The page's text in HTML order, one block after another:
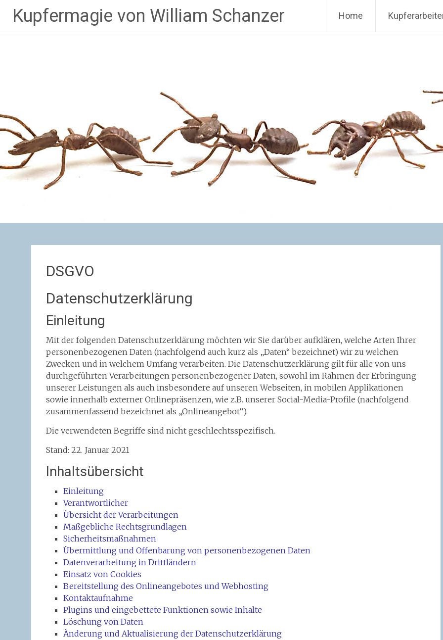
Inhalt
springen
Kupfermagie von William Schanzer Home
DSGVO
Datenschutzerklärung
Einleitung
Mit der folgenden Datenschutzerklärung möchten wir Sie darüber aufklären, welche Arten Ihrer
personenbezogenen Daten (nachfolgend auch kurz als „Daten“ bezeichnet) wir zu welchen
Zwecken und in welchem Umfang verarbeiten. Die Datenschutzerklärung gilt für alle von uns
durchgeführten Verarbeitungen personenbezogener Daten, sowohl im Rahmen der Erbringung
unserer Leistungen als auch insbesondere auf unseren Webseiten, in mobilen Applikationen
sowie innerhalb externer Onlinepräsenzen, wie z.B. unserer Social-Media-Profile (nachfolgend
zusammenfassend bezeichnet als „Onlineangebot“).
Die verwendeten Begriffe sind nicht geschlechtsspezifisch.
Stand: 22. Januar 2021
Inhaltsübersicht
Einleitung
Verantwortlicher
Übersicht der Verarbeitungen
Maßgebliche Rechtsgrundlagen
Sicherheitsmaßnahmen
Übermittlung und Offenbarung von personenbezogenen Daten
Datenverarbeitung in Drittländern
Einsatz von Cookies
Bereitstellung des Onlineangebotes und Webhosting
Kontaktaufnahme
Plugins und eingebettete Funktionen sowie Inhalte
Löschung von Daten
Änderung und Aktualisierung der Datenschutzerklärung